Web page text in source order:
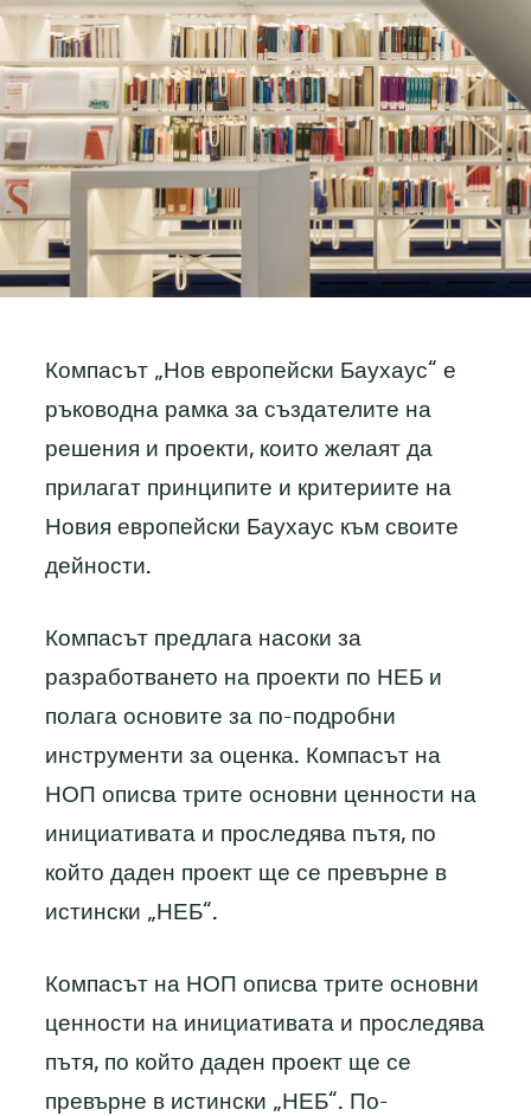
Компасът „Нов европейски Баухаус“ е
ръководна рамка за създателите на
решения и проекти, които желаят да
прилагат принципите и критериите на
Новия европейски Баухаус към своите
дейности.
Компасът предлага насоки за
разработването на проекти по НЕБ и
полага основите за по-подробни
инструменти за оценка. Компасът на
НОП описва трите основни ценности на
инициативата и проследява пътя, по
който даден проект ще се превърне в
истински „НЕБ“.
Компасът на НОП описва трите основни
ценности на инициативата и проследява
пътя, по който даден проект ще се
превърне в истински „НЕБ“. По-